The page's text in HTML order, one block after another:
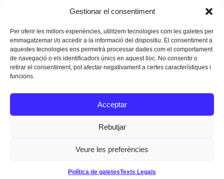
Gestionar el consentiment
Per oferir les millors experiències, utilitzem tecnologies com les galetes per
emmagatzemar i/o accedir a la informació del dispositiu. El consentiment a
aquestes tecnologies ens permetrà processar dades com el comportament
de navegació o els identificadors únics en aquest lloc. No consentir o
retirar el consentiment, pot afectar negativament a certes característiques i
funcions.
Acceptar
Rebutjar
Veure les preferències
Política de galetesTexts Legals
post:Lletres Catalanes
Instagram
Facebook
Twitter
Texts Legals